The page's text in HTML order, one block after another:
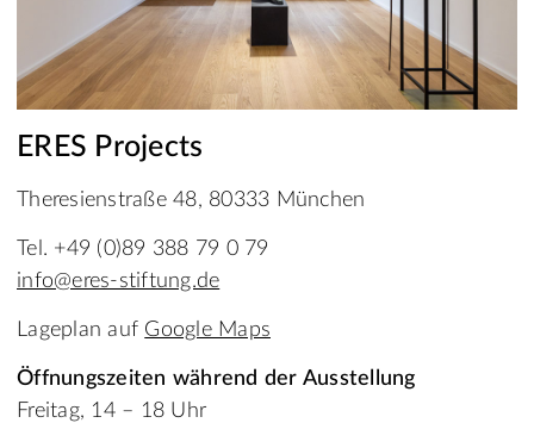
ERES Projects
Theresienstraße 48, 80333 München
Tel. +49 (0)89 388 79 0 79
info@eres-stiftung.de
Lageplan auf Google Maps
Öffnungszeiten während der Ausstellung
Freitag, 14 – 18 Uhr